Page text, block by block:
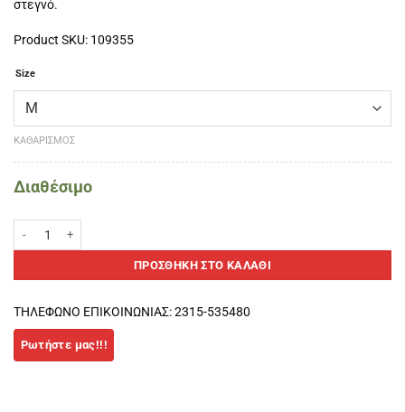
στεγνό.
Product SKU: 109355
Size
ΚΑΘΑΡΙΣΜΌΣ
Διαθέσιμο
ΠΡΟΣΘΉΚΗ ΣΤΟ ΚΑΛΆΘΙ
ΤΗΛΕΦΩΝΟ ΕΠΙΚΟΙΝΩΝΙΑΣ: 2315-535480